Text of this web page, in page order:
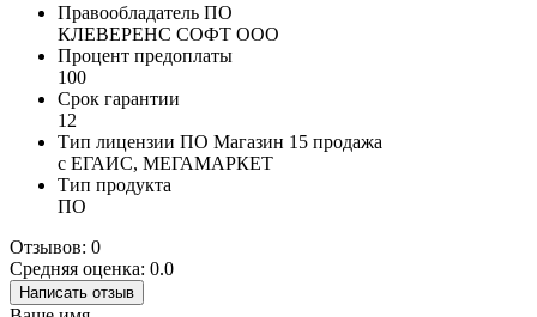
Правообладатель ПО
КЛЕВЕРЕНС СОФТ ООО
Процент предоплаты
100
Срок гарантии
12
Тип лицензии ПО Магазин 15 продажа
с ЕГАИС, МЕГАМАРКЕТ
Тип продукта
ПО
Отзывов: 0
Средняя оценка: 0.0
Написать отзыв